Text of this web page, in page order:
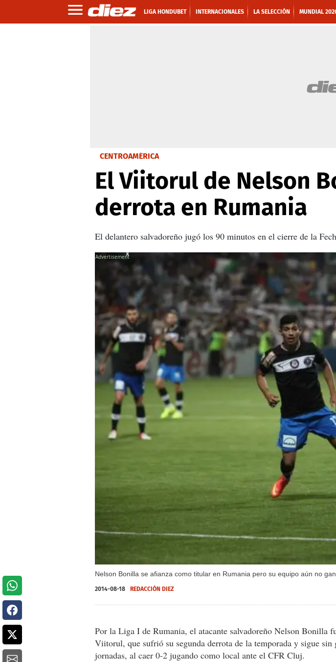
LIGA HONDUBET INTERNACIONALES LA SELECCIÓN MUNDIAL
CENTROAMÉRICA
El Viitorul de Nelson
derrota en Rumania
El delantero salvadoreño jugó los 90 minutos en el cierre de la
Nelson Bonilla se afianza como titular en Rumania pero su equipo aún no
X
2014-08-18 REDACCIÓN DIEZ
Por la Liga I de Rumania, el atacante salvadoreño Nelson Bonilla
Viitorul, que sufrió su segunda derrota de la temporada y sigue sin
jornadas, al caer 0-2 jugando como local ante el CFR Cluj.